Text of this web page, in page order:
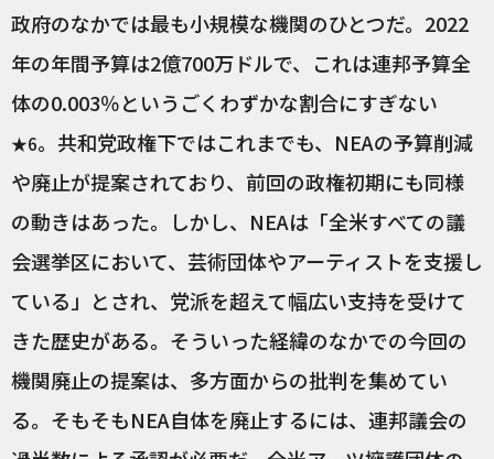
政府のなかでは最も小規模な機関のひとつだ。2022
年の年間予算は2億700万ドルで、これは連邦予算全
体の0.003％というごくわずかな割合にすぎない
★6。共和党政権下ではこれまでも、NEAの予算削減
や廃止が提案されており、前回の政権初期にも同様
の動きはあった。しかし、NEAは「全米すべての議
会選挙区において、芸術団体やアーティストを支援し
ている」とされ、党派を超えて幅広い支持を受けて
きた歴史がある。そういった経緯のなかでの今回の
機関廃止の提案は、多方面からの批判を集めてい
る。そもそもNEA自体を廃止するには、連邦議会の